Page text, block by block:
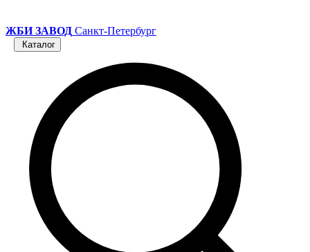
ЖБИ ЗАВОД Санкт-Петербург
Каталог